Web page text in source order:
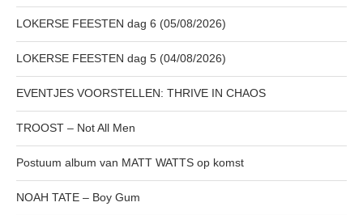
LOKERSE FEESTEN dag 6 (05/08/2026)
LOKERSE FEESTEN dag 5 (04/08/2026)
EVENTJES VOORSTELLEN: THRIVE IN CHAOS
TROOST – Not All Men
Postuum album van MATT WATTS op komst
NOAH TATE – Boy Gum